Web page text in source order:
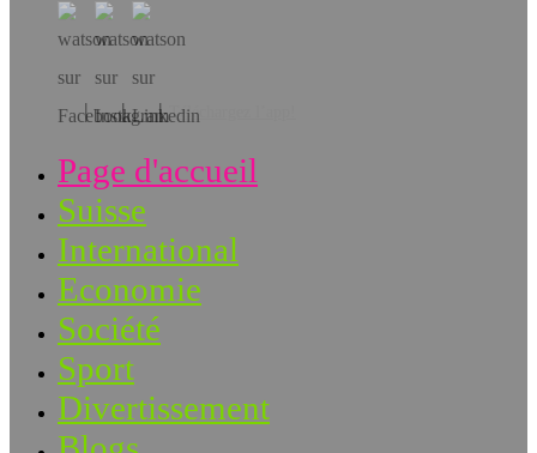
Téléchargez l’app!
Page d'accueil
Suisse
International
Economie
Société
Sport
Divertissement